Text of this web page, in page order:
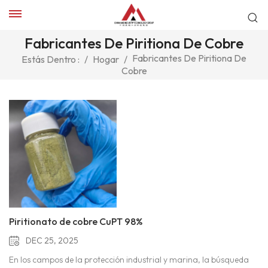
Fabricantes De Piritiona De Cobre
Estás Dentro : / Hogar / Fabricantes De Piritiona De
Cobre
Piritionato de cobre CuPT 98%
DEC 25, 2025
En los campos de la protección industrial y marina, la búsqueda